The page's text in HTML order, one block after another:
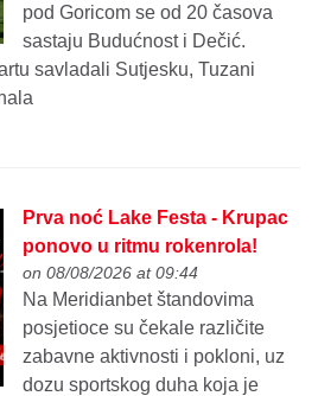
pod Goricom se od 20 časova
sastaju Budućnost i Dečić.
savladali Sutjesku, Tuzani
Prva noć Lake Festa - Krupac
ponovo u ritmu rokenrola!
on 08/08/2026 at 09:44
Na Meridianbet štandovima
posjetioce su čekale različite
zabavne aktivnosti i pokloni, uz
dozu sportskog duha koja je